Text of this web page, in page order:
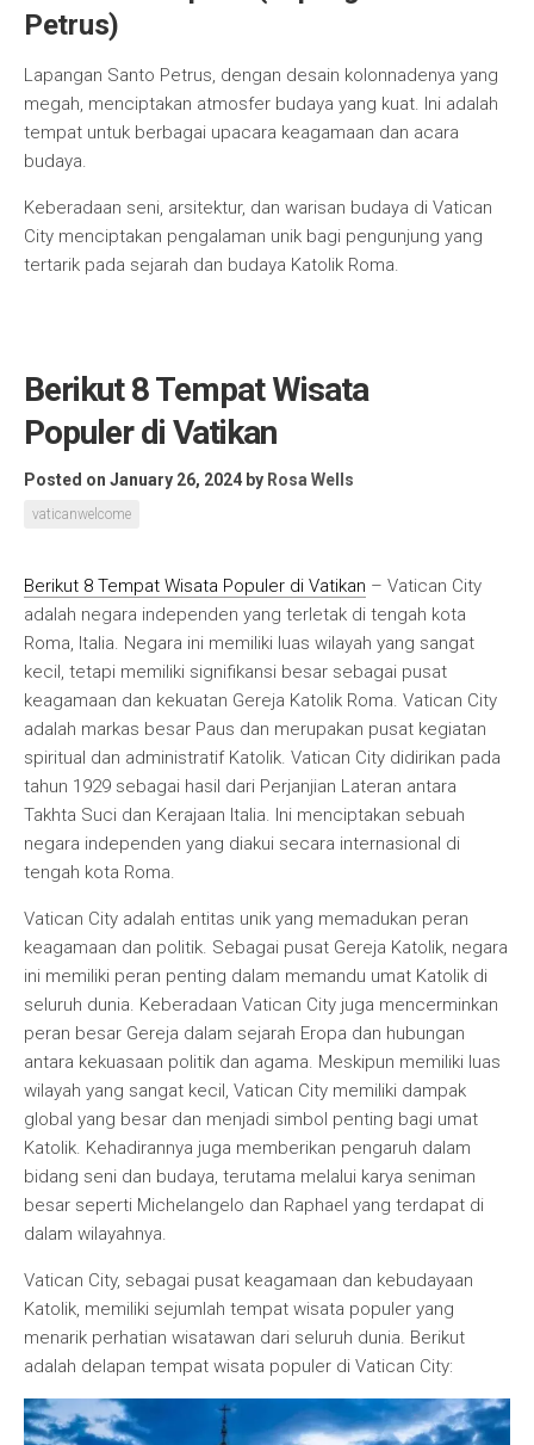
Petrus)
Lapangan Santo Petrus, dengan desain kolonnadenya yang
megah, menciptakan atmosfer budaya yang kuat. Ini adalah
tempat untuk berbagai upacara keagamaan dan acara
budaya.
Keberadaan seni, arsitektur, dan warisan budaya di Vatican
City menciptakan pengalaman unik bagi pengunjung yang
tertarik pada sejarah dan budaya Katolik Roma.
Berikut 8 Tempat Wisata
Populer di Vatikan
Posted on January 26, 2024 by Rosa Wells
vaticanwelcome
Berikut 8 Tempat Wisata Populer di Vatikan – Vatican City
adalah negara independen yang terletak di tengah kota
Roma, Italia. Negara ini memiliki luas wilayah yang sangat
kecil, tetapi memiliki signifikansi besar sebagai pusat
keagamaan dan kekuatan Gereja Katolik Roma. Vatican City
adalah markas besar Paus dan merupakan pusat kegiatan
spiritual dan administratif Katolik. Vatican City didirikan pada
tahun 1929 sebagai hasil dari Perjanjian Lateran antara
Takhta Suci dan Kerajaan Italia. Ini menciptakan sebuah
negara independen yang diakui secara internasional di
tengah kota Roma.
Vatican City adalah entitas unik yang memadukan peran
keagamaan dan politik. Sebagai pusat Gereja Katolik, negara
ini memiliki peran penting dalam memandu umat Katolik di
seluruh dunia. Keberadaan Vatican City juga mencerminkan
peran besar Gereja dalam sejarah Eropa dan hubungan
antara kekuasaan politik dan agama. Meskipun memiliki luas
wilayah yang sangat kecil, Vatican City memiliki dampak
global yang besar dan menjadi simbol penting bagi umat
Katolik. Kehadirannya juga memberikan pengaruh dalam
bidang seni dan budaya, terutama melalui karya seniman
besar seperti Michelangelo dan Raphael yang terdapat di
dalam wilayahnya.
Vatican City, sebagai pusat keagamaan dan kebudayaan
Katolik, memiliki sejumlah tempat wisata populer yang
menarik perhatian wisatawan dari seluruh dunia. Berikut
adalah delapan tempat wisata populer di Vatican City: